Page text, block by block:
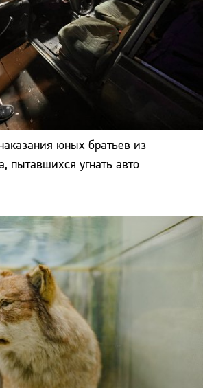
юных братьев из
пытавшихся угнать авто